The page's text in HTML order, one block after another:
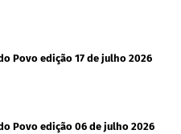
Povo edição 17 de julho 2026
Povo edição 06 de julho 2026